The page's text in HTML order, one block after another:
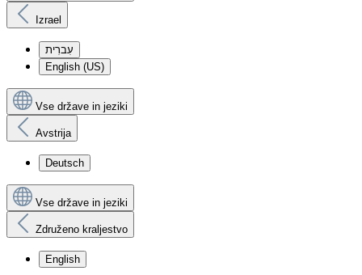
Izrael
עִברִית
English (US)
Vse države in jeziki
Avstrija
Deutsch
Vse države in jeziki
Združeno kraljestvo
English